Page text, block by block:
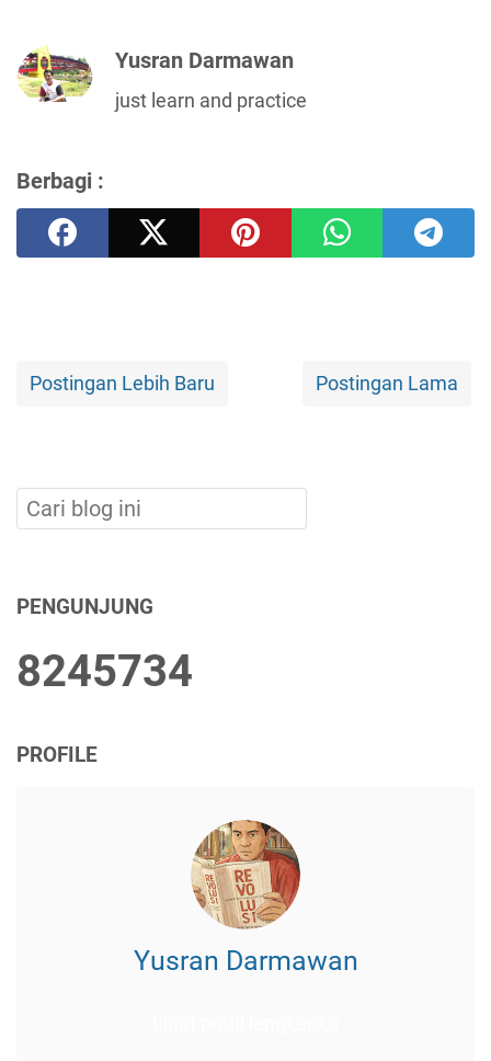
Yusran Darmawan
just learn and practice
Berbagi :
Postingan Lebih Baru Postingan Lama
PENGUNJUNG
8245734
PROFILE
Yusran Darmawan